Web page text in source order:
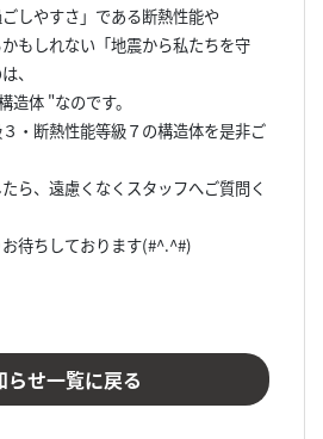
しやすさ」である断熱性能や
もしれない「地震から私たちを守
、
造体 "なのです。
・断熱性能等級７の構造体を是非ご
ら、遠慮くなくスタッフへご質問く
待ちしております(#^.^#)
らせ一覧に戻る